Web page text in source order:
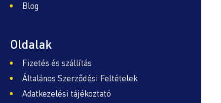
Blog
Oldalak
Fizetés és szállítás
Általános Szerződési Feltételek
Adatkezelési tájékoztató